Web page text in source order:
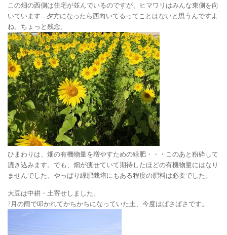
この畑の西側は住宅が並んでいるのですが、ヒマワリはみんな東側を向
いています…夕方になったら西向いてるってことはないと思うんですよ
ね。ちょっと残念。
ひまわりは、畑の有機物量を増やすための緑肥・・・このあと粉砕して
漉き込みます。でも、畑が痩せていて期待したほどの有機物量にはなり
ませんでした。やっぱり緑肥栽培にもある程度の肥料は必要でした。
大豆は中耕・土寄せしました。
7月の雨で叩かれてかちかちになっていた土、今度はぱさぱさです。